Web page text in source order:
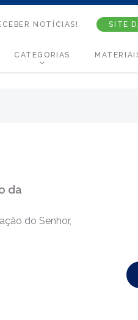
SITE
NOTÍCIAS!
CATEGORIAS
da
do Senhor,